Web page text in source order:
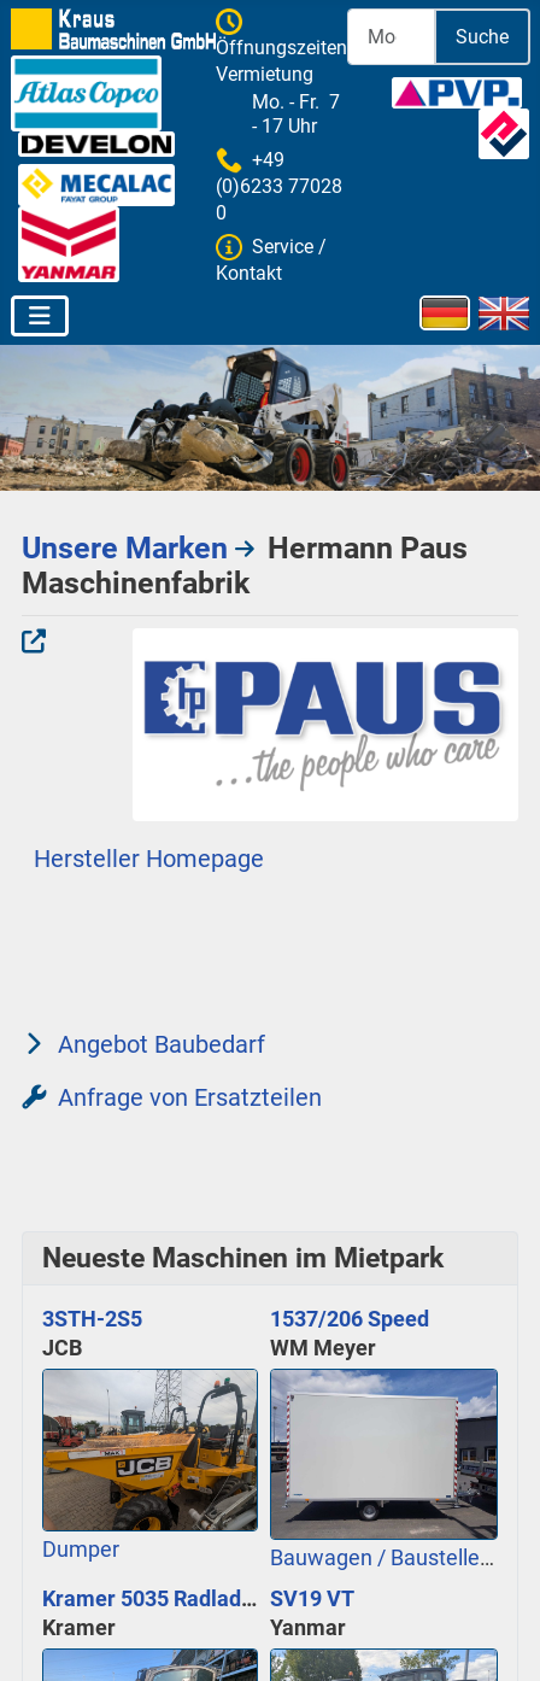
Öffnungszeiten
Vermietung
Mo. - Fr. 7
- 17 Uhr
+49
(0)6233 77028
0
Service /
Kontakt
Suche
Sprache
Unsere Marken
Hermann Paus
Maschinenfabrik
Hersteller Homepage
Angebot Baubedarf
Anfrage von Ersatzteilen
Neueste Maschinen im Mietpark
3STH-2S5
JCB
Dumper
1537/206 Speed
WM Meyer
Bauwagen / Baustellenbedarf
Kramer 5035 Radlader
Kramer
SV19 VT
Yanmar